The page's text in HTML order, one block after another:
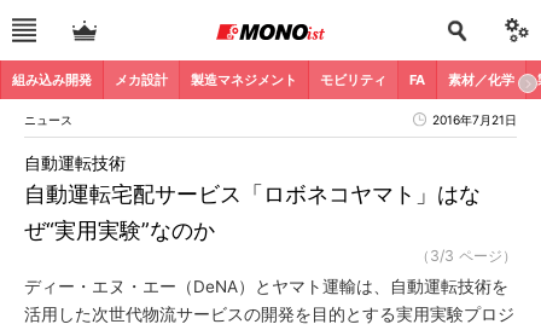
組み込み開発 メカ設計 製造マネジメント モビリティ FA 素材／化学
ニュース 2016年7月21日
自動運転宅配サービス「ロボネコヤマト」はな
ぜ“実用実験”なのか
自動運転技術
（3/3 ページ）
ディー・エヌ・エー（DeNA）とヤマト運輸は、自動運転技術を
活用した次世代物流サービスの開発を目的とする実用実験プロジ